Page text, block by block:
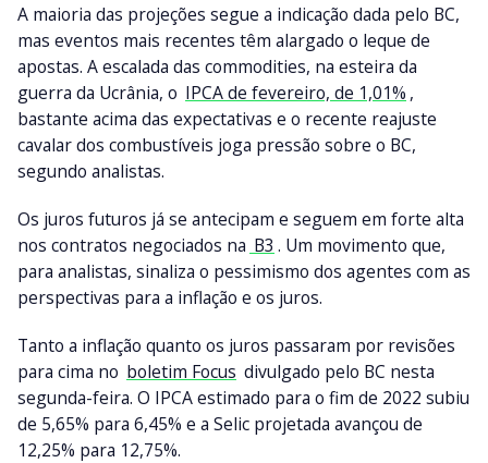
A maioria das projeções segue a indicação dada pelo BC,
mas eventos mais recentes têm alargado o leque de
apostas. A escalada das commodities, na esteira da
guerra da Ucrânia, o IPCA de fevereiro, de 1,01% ,
bastante acima das expectativas e o recente reajuste
cavalar dos combustíveis joga pressão sobre o BC,
segundo analistas.
Os juros futuros já se antecipam e seguem em forte alta
nos contratos negociados na B3 . Um movimento que,
para analistas, sinaliza o pessimismo dos agentes com as
perspectivas para a inflação e os juros.
Tanto a inflação quanto os juros passaram por revisões
para cima no boletim Focus divulgado pelo BC nesta
segunda-feira. O IPCA estimado para o fim de 2022 subiu
de 5,65% para 6,45% e a Selic projetada avançou de
12,25% para 12,75%.